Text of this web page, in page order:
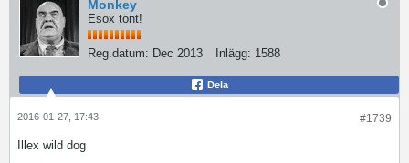
Monkey
Esox tönt!
Reg.datum: Dec 2013 Inlägg: 1588
Dela
#1739
2016-01-27, 17:43
Illex wild dog